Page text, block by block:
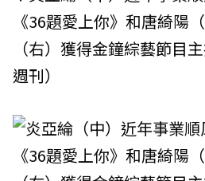
《36題愛上你》和唐綺陽
（右）獲得金鐘綜藝節目
週刊）